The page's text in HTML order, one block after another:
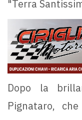
"Terra
Dopo la
Pignataro,